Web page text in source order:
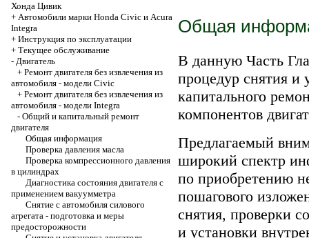
Хонда Цивик
+ Автомобили марки Honda Civic и Acura
Integra
+ Инструкция по эксплуатации
+ Текущее обслуживание
- Двигатель
+ Ремонт двигателя без извлечения из
автомобиля - модели Civic
+ Ремонт двигателя без извлечения из
автомобиля - модели Integra
- Общий и капитальный ремонт
двигателя
Общая информация
Проверка давления масла
Проверка компрессионного давления
в цилиндрах
Диагностика состояния двигателя с
применением вакуумметра
Снятие с автомобиля силового
агрегата - подготовка и меры
предосторожности
Общая
В данную Часть
процедур снятия и
капитального
компонентов
Предлагаемый
широкий спектр
по приобретению
пошагового
снятия, проверки
и установки